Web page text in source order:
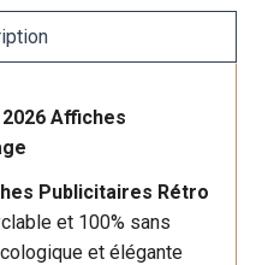
Affiches
Publicitaires Rétro
et 100% sans
et élégante